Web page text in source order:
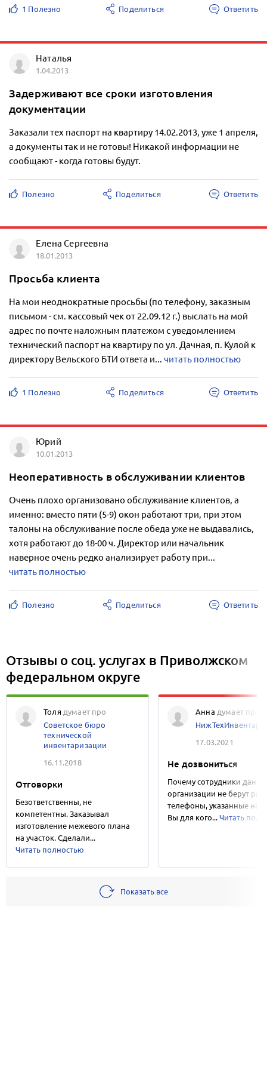
1 Полезно Поделиться Ответить
Наталья
1.04.2013
Задерживают все сроки изготовления
документации
Заказали тех паспорт на квартиру 14.02.2013, уже 1 апреля,
а документы так и не готовы! Никакой информации не
сообщают - когда готовы будут.
Полезно Поделиться Ответить
Елена Сергеевна
18.01.2013
Просьба клиента
На мои неоднократные просьбы (по телефону, заказным
письмом - см. кассовый чек от 22.09.12 г.) выслать на мой
адрес по почте наложным платежом с уведомлением
технический паспорт на квартиру по ул. Дачная, п. Кулой к
директору Вельского БТИ ответа и... читать полностью
1 Полезно Поделиться Ответить
Юрий
10.01.2013
Неоперативность в обслуживании клиентов
Очень плохо организовано обслуживание клиентов, а
именно: вместо пяти (5-9) окон работают три, при этом
талоны на обслуживание после обеда уже не выдавались,
хотя работают до 18-00 ч. Директор или начальник
наверное очень редко анализирует работу при...
читать полностью
Полезно Поделиться Ответить
Отзывы о соц. услугах в Приволжском
федеральном округе
Толя думает про
Советское бюро
технической
инвентаризации
16.11.2018
Отговорки
Безответственны, не
компетентны. Заказывал
изготовление межевого плана
на участок. Сделали...
Читать полностью
Анна думает про
17.03.2021
Не дозвониться
Почему сотрудники
организации не берут
телефоны, указанные на
Вы для кого...Читать
Показать все